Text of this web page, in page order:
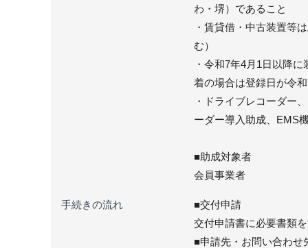
わ・堺）であること
・賃貸借・中古装置等
む）
・令和7年4月1日以降
着の場合は登録日が令
・ドライブレコーダー
ーダー導入助成、EMS
■助成対象者
会員事業者
手続きの流れ
■交付申請
交付申請書に必要書類
■申請先・お問い合わせ